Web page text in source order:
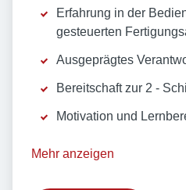
Erfahrung in der
gesteuerten
Ausgeprägtes
Bereitschaft zur 2 -
Motivation und
Mehr anzeigen